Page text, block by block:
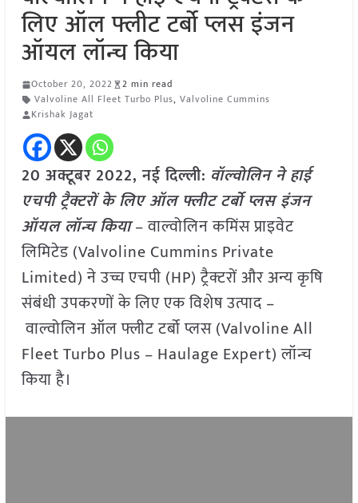
लिए ऑल फ्लीट टर्बो प्लस इंजन
ऑयल लॉन्च किया
October 20, 2022
2 min read
Valvoline All Fleet Turbo Plus, Valvoline Cummins
Krishak Jagat
20 अक्टूबर 2022, नई दिल्ली: वॉल्वोलिन ने हाई
एचपी ट्रैक्टरों के लिए ऑल फ्लीट टर्बो प्लस इंजन
ऑयल लॉन्च किया– वाल्वोलिन कमिंस प्राइवेट
लिमिटेड (Valvoline Cummins Private
Limited) ने उच्च एचपी (HP) ट्रैक्टरों और अन्य कृषि
संबंधी उपकरणों के लिए एक विशेष उत्पाद –
वाल्वोलिन ऑल फ्लीट टर्बो प्लस (Valvoline All
Fleet Turbo Plus – Haulage Expert) लॉन्च
किया है।